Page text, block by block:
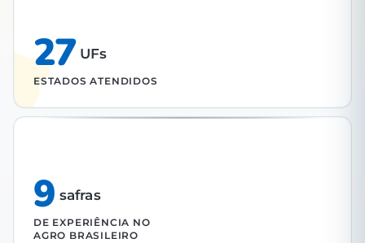
27 UFs
ESTADOS ATENDIDOS
9 safras
DE EXPERIÊNCIA NO
AGRO BRASILEIRO